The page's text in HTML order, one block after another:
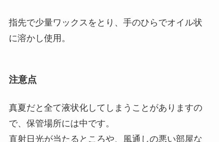
指先で少量ワックスをとり、手のひらでオイル状
に溶かし使用。
注意点
真夏だと全て液状化してしまうことがありますの
で、保管場所には中です。
直射日光が当たるところや、風通しの悪い部屋な